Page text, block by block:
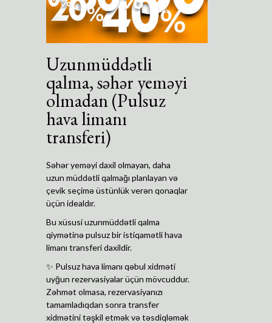
Uzunmüddətli
qalma, səhər yeməyi
olmadan (Pulsuz
hava limanı
transferi)
Səhər yeməyi daxil olmayan, daha
uzun müddətli qalmağı planlayan və
çevik seçimə üstünlük verən qonaqlar
üçün idealdır.
Bu xüsusi uzunmüddətli qalma
qiymətinə pulsuz bir istiqamətli hava
limanı transferi daxildir.
✨ Pulsuz hava limanı qəbul xidməti
uyğun rezervasiyalar üçün mövcuddur.
Zəhmət olmasa, rezervasiyanızı
tamamladıqdan sonra transfer
xidmətini təşkil etmək və təsdiqləmək